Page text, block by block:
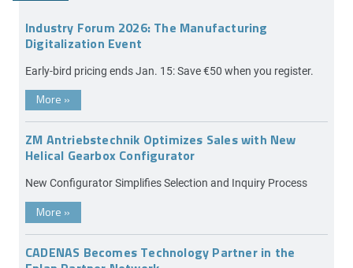
Industry Forum 2026: The Manufacturing
Digitalization Event
Early-bird pricing ends Jan. 15: Save €50 when you register.
More »
ZM Antriebstechnik Optimizes Sales with New
Helical Gearbox Configurator
New Configurator Simplifies Selection and Inquiry Process
More »
CADENAS Becomes Technology Partner in the